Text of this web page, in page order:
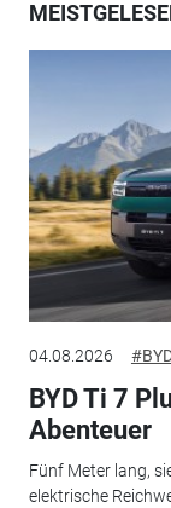
04.08.2026
BYD Ti 7
Abenteuer
Fünf Meter lang,
elektrische